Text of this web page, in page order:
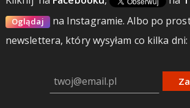
Oglądaj na Instagramie.Albo po
newslettera, który wysyłam co kilka dni: